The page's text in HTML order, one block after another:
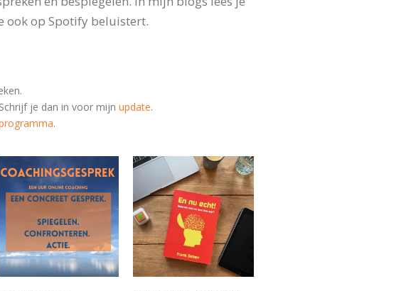
ook op Spotify beluistert.
je dan in voor mijn update.
.